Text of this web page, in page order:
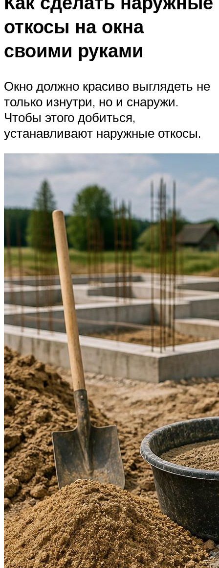
откосы на окна
своими руками
Окно должно красиво выглядеть не
только изнутри, но и снаружи.
Чтобы этого добиться,
устанавливают наружные откосы.